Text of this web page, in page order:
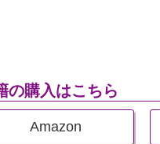
の購入はこちら
Amazon